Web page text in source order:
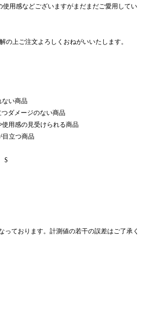
使用感などございますがまだまだご愛用してい
の上ご注文よろしくおねがいいたします。
い商品
ダメージのない商品
用感の見受けられる商品
立つ商品
S
っております。計測値の若干の誤差はご了承く